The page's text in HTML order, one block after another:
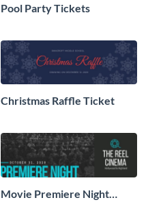
Pool Party Tickets
Christmas Raffle Ticket
Movie Premiere Night